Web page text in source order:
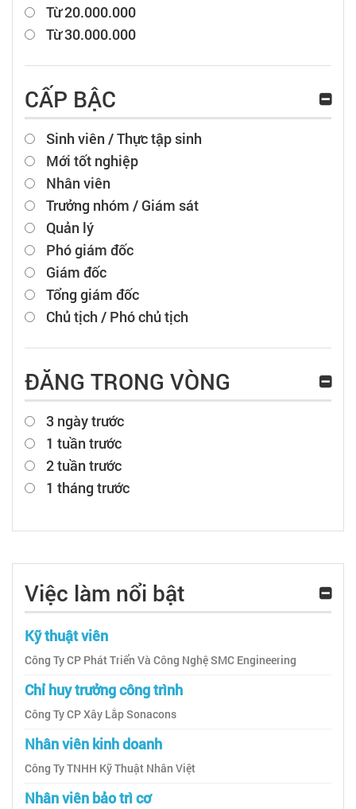
Từ 20.000.000
Từ 30.000.000
CẤP BẬC
Sinh viên / Thực tập sinh
Mới tốt nghiệp
Nhân viên
Trưởng nhóm / Giám sát
Quản lý
Phó giám đốc
Giám đốc
Tổng giám đốc
Chủ tịch / Phó chủ tịch
ĐĂNG TRONG VÒNG
3 ngày trước
1 tuần trước
2 tuần trước
1 tháng trước
Việc làm nổi bật
Kỹ thuật viên
Công Ty CP Phát Triển Và Công Nghệ SMC Engineering
Chỉ huy trưởng công trình
Công Ty CP Xây Lắp Sonacons
Nhân viên kinh doanh
Công Ty TNHH Kỹ Thuật Nhân Việt
Nhân viên bảo trì cơ